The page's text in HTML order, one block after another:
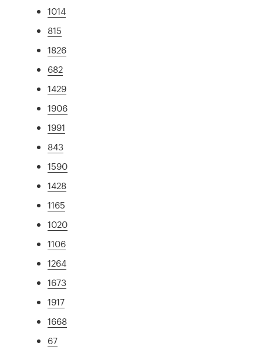
1014
815
1826
682
1429
1906
1991
843
1590
1428
1165
1020
1106
1264
1673
1917
1668
67